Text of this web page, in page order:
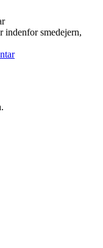
indenfor smedejern,